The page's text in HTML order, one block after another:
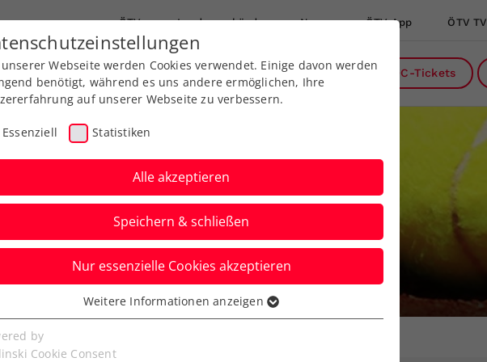
ÖTV Landesverbände News ÖTV App ÖTV TV
Ausbildungen Services Über uns DC-Tickets
Aktuelle News
Webseite werden Cookies verwendet. Einige davon werden
benötigt, während es uns andere ermöglichen, Ihre
auf unserer Webseite zu verbessern.
Essenziell Statistiken
Alle akzeptieren
Speichern & schließen
Nur essenzielle Cookies akzeptieren
Cookies werden für grundlegende Funktionen der
benötigt. Dadurch ist gewährleistet, dass die Webseite
Weitere Informationen anzeigen
by
Cookie Consent